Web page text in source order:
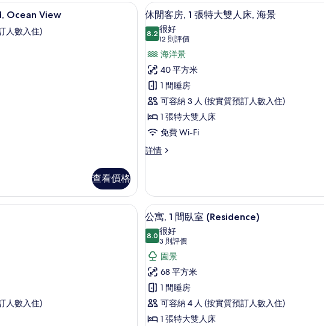
迷你吧、房內夾萬、手提電腦工作空間、遮光窗簾/窗簾
Ocean View
人數入住)
查看價格
載
入
所
有
休
閒
客
房,
1
張
雙
人
床,
海
景
的
相
片
迷你吧、房內夾
6
休閒客房, 1 張特大雙人床, 海景
8.28.2 分，滿分 10 分
很好
12 則評價
(12
則
評
價)
海洋景
40 平方米
1 間睡房
可容納 3 人 (按實質預訂人數入住)
1 張特大雙人床
免費 Wi-Fi
詳情
休
1
張
特
雙
床,
海
景
詳
情
迷你吧、房內夾萬、手提電腦工作空間、遮光窗簾/窗簾
人數入住)
載
入
所
有
公
寓,
1
間
迷你吧、房內夾
7
公寓, 1 間臥室 (Residence)
8.08.0 分，滿分 10 分
很好
3 則評價
(3
則
評
價)
園景
68 平方米
1 間睡房
可容納 4 人 (按實質預訂人數入住)
1 張特大雙人床